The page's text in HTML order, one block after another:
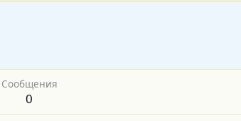
Сообщения
0